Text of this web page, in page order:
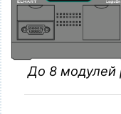
До 8 модулей